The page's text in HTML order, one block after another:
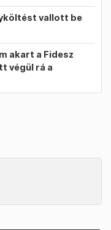
vallott be
akart a Fidesz
végül rá a